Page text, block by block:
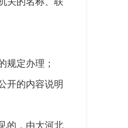
规定办理；
开的内容说明
的，由大河北